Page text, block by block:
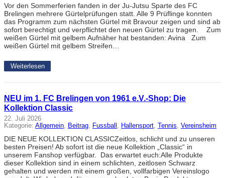
Vor den Sommerferien fanden in der Ju-Jutsu Sparte des FC
Brelingen mehrere Gürtelprüfungen statt. Alle 9 Prüflinge konnten
das Programm zum nächsten Gürtel mit Bravour zeigen und sind ab
sofort berechtigt und verpflichtet den neuen Gürtel zu tragen. Zum
weißen Gürtel mit gelbem Aufnäher hat bestanden: Avina Zum
weißen Gürtel mit gelbem Streifen…
Weiterlesen
NEU im 1. FC Brelingen von 1961 e.V.-Shop: Die
Kollektion Classic
22. Juli 2026
Kategorie: Allgemein, Beitrag, Fussball , Hallensport, Tennis, Vereinsheim
DIE NEUE KOLLEKTION CLASSICZeitlos, schlicht und zu unseren
besten Preisen! Ab sofort ist die neue Kollektion „Classic“ in
unserem Fanshop verfügbar. Das erwartet euch:Alle Produkte
dieser Kollektion sind in einem schlichten, zeitlosen Schwarz
gehalten und werden mit einem großen, vollfarbigen Vereinslogo